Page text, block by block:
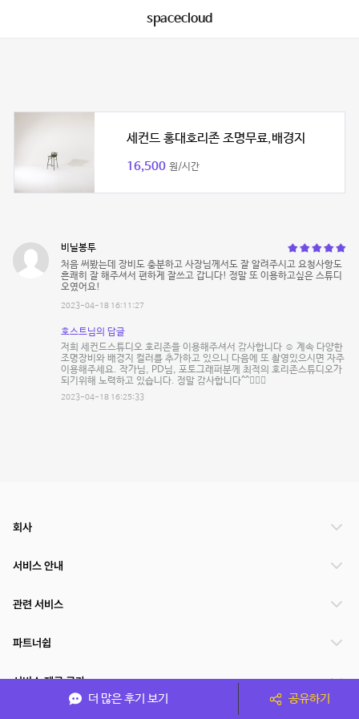
spacecloud
세컨드 홍대호리존 조명무료,배경지
16,500 원/시간
비닐봉투
처음 써봤는데 장비도 충분하고 사장님께서도 잘 알려주시고 요청사항도
흔쾌히 잘 해주셔서 편하게 잘쓰고 갑니다! 정말 또 이용하고싶은 스튜디
오였어요!
2023-04-18 16:11:27
호스트님의 답글
저희 세컨드스튜디오 호리존을 이용해주셔서 감사합니다 ☺️ 계속 다양한
조명장비와 배경지 컬러를 추가하고 있으니 다음에 또 촬영있으시면 자주
이용해주세요. 작가님, PD님, 포토그래퍼분께 최적의 호리존스튜디오가
되기위해 노력하고 있습니다. 정말 감사합니다^^🙇🏻‍♂️
2023-04-18 16:25:33
더 많은 후기 보기 공유하기
회사
서비스 안내
관련 서비스
파트너쉽
서비스 제공 국가